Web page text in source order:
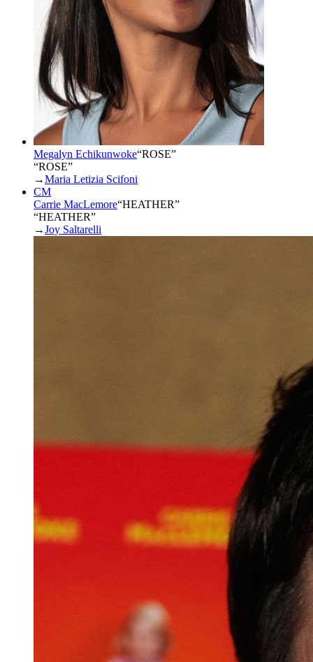
Megalyn Echikunwoke“ROSE”
“ROSE”
→Maria Letizia Scifoni
CM
Carrie MacLemore“HEATHER”
“HEATHER”
→Joy Saltarelli